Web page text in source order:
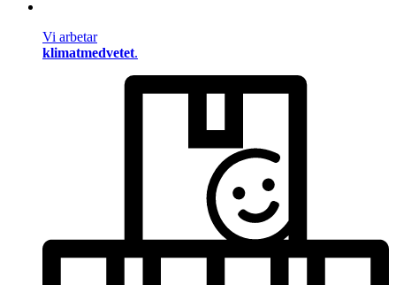
Vi arbetar
klimatmedvetet.